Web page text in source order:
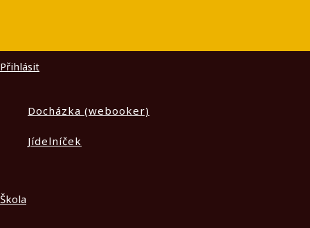
Přihlásit
Docházka (webooker)
Jídelníček
Škola